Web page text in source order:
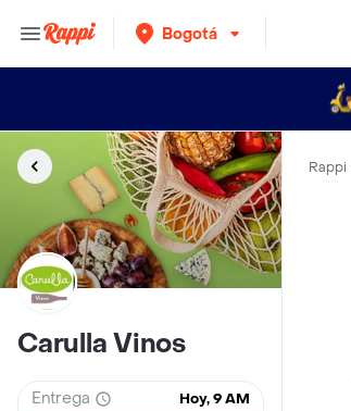
Bogotá
Carulla Vinos
Entrega Hoy, 9 AM
Rappi